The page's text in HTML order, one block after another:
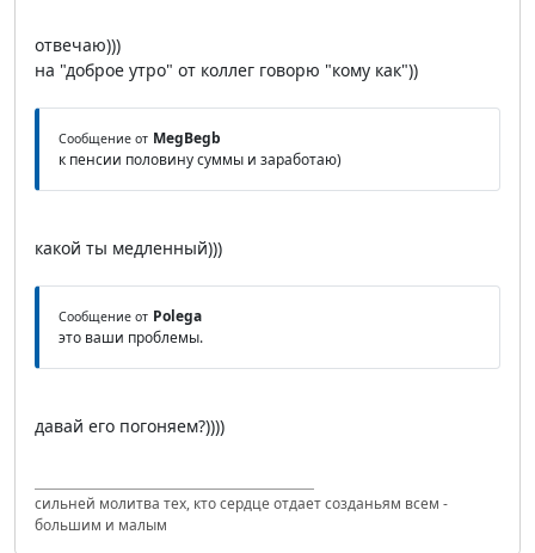
отвечаю)))
на "доброе утро" от коллег говорю "кому как"))
Сообщение от MegBegb
к пенсии половину суммы и заработаю)
какой ты медленный)))
Сообщение от Polega
это ваши проблемы.
давай его погоняем?))))
сильней молитва тех, кто сердце отдает созданьям всем -
большим и малым